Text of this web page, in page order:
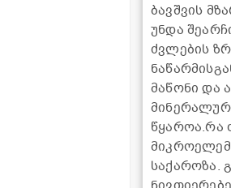
ბავშვის
უნდა
ძვლების
მაწონი და
წყაროა.რა
საქაროზა.